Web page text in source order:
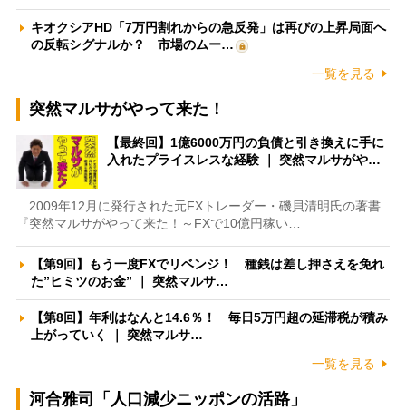
キオクシアHD「7万円割れからの急反発」は再びの上昇局面へ
の反転シグナルか？ 市場のムー…
一覧を見る
突然マルサがやって来た！
【最終回】1億6000万円の負債と引き換えに手に
入れたプライスレスな経験 ｜ 突然マルサがや…
2009年12月に発行された元FXトレーダー・磯貝清明氏の著書
『突然マルサがやって来た！～FXで10億円稼い…
【第9回】もう一度FXでリベンジ！ 種銭は差し押さえを免れ
た”ヒミツのお金” ｜ 突然マルサ…
【第8回】年利はなんと14.6％！ 毎日5万円超の延滞税が積み
上がっていく ｜ 突然マルサ…
一覧を見る
河合雅司「人口減少ニッポンの活路」